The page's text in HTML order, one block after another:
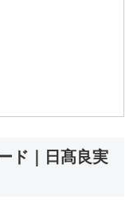
ド｜日髙良実